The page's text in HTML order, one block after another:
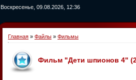
Воскресенье, 09.08.2026, 12:36
Главная » Файлы » Фильмы
Фильм "Дети шпионов 4"